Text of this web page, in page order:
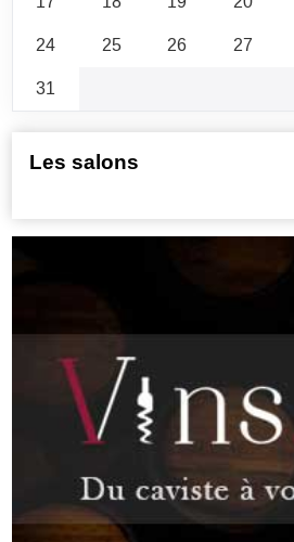
24
25 26 27
31
Les salons